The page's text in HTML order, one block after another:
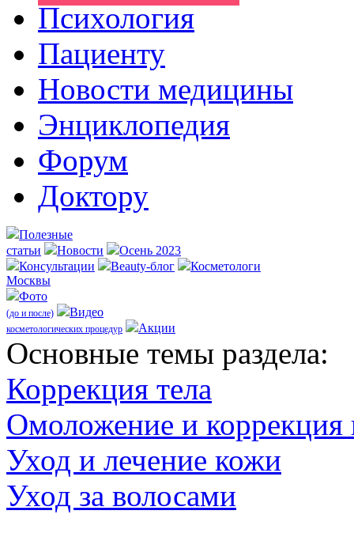
Психология
Пациенту
Новости медицины
Энциклопедия
Форум
Доктору
Полезные
статьи
Новости
Осень 2023
Консультации
Beauty-блог
Косметологи
Москвы
Фото
(до и после) Видео
косметологических процедур Акции
Оcновные темы раздела:
Коррекция тела
Омоложение и коррекция
Уход и лечение кожи
Уход за волосами